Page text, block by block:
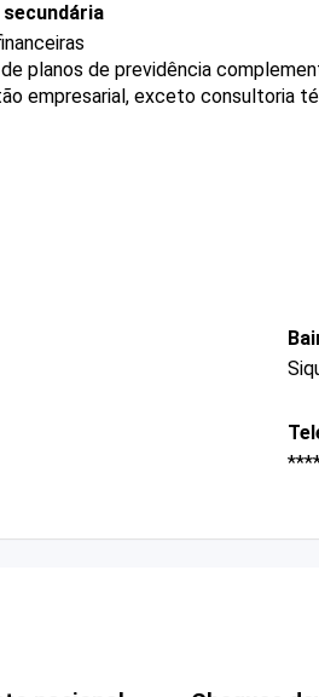
planos de previdência
empresarial, exceto consultoria